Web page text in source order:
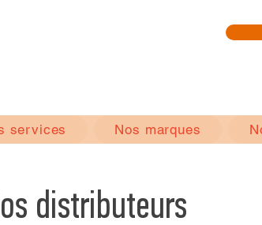
services Nos marques
distributeurs